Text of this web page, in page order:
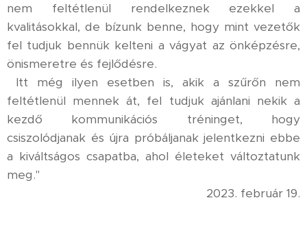
nem feltétlenül rendelkeznek ezekkel a
kvalitásokkal, de bízunk benne, hogy mint vezetők
fel tudjuk bennük kelteni a vágyat az önképzésre,
önismeretre és fejlődésre.
Itt még ilyen esetben is, akik a szűrőn nem
feltétlenül mennek át, fel tudjuk ajánlani nekik a
kezdő kommunikációs tréninget, hogy
csiszolódjanak és újra próbáljanak jelentkezni ebbe
a kiváltságos csapatba, ahol életeket változtatunk
meg."
2023. február 19.